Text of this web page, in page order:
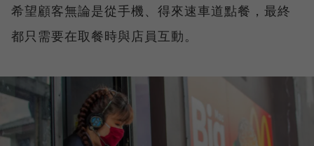
希望顧客無論是從手機、得來速車道點餐，最終
都只需要在取餐時與店員互動。